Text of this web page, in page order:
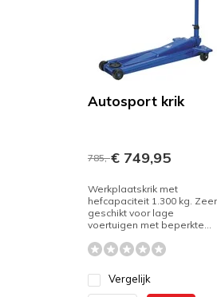
Autosport krik
785,-€ 749,95
Werkplaatskrik met
hefcapaciteit 1.300 kg. Zeer
geschikt voor lage
voertuigen met beperkte...
Vergelijk